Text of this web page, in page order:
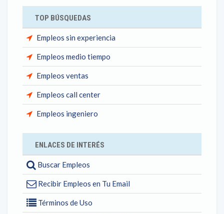
TOP BÚSQUEDAS
Empleos sin experiencia
Empleos medio tiempo
Empleos ventas
Empleos call center
Empleos ingeniero
ENLACES DE INTERÉS
Buscar Empleos
Recibir Empleos en Tu Email
Términos de Uso